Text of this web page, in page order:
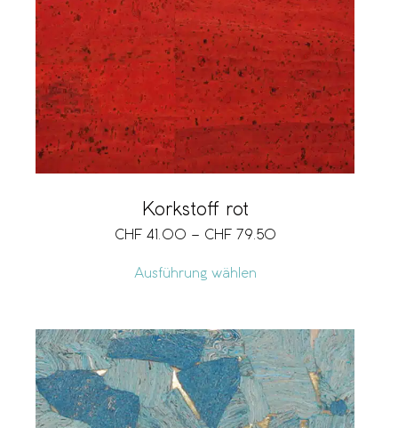
Korkstoff rot
CHF 41.00 – CHF 79.50
Ausführung wählen